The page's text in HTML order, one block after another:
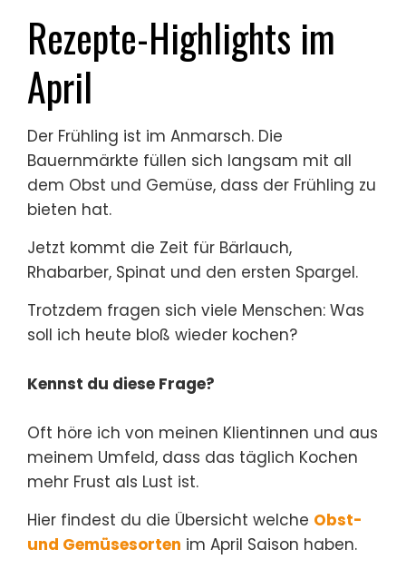
Rezepte-Highlights im
April
Der Frühling ist im Anmarsch. Die
Bauernmärkte füllen sich langsam mit all
dem Obst und Gemüse, dass der Frühling zu
bieten hat.
Jetzt kommt die Zeit für Bärlauch,
Rhabarber, Spinat und den ersten Spargel.
Trotzdem fragen sich viele Menschen: Was
soll ich heute bloß wieder kochen?
Kennst du diese Frage?
Oft höre ich von meinen Klientinnen und aus
meinem Umfeld, dass das täglich Kochen
mehr Frust als Lust ist.
Hier findest du die Übersicht welche Obst-
und Gemüsesorten im April Saison haben.